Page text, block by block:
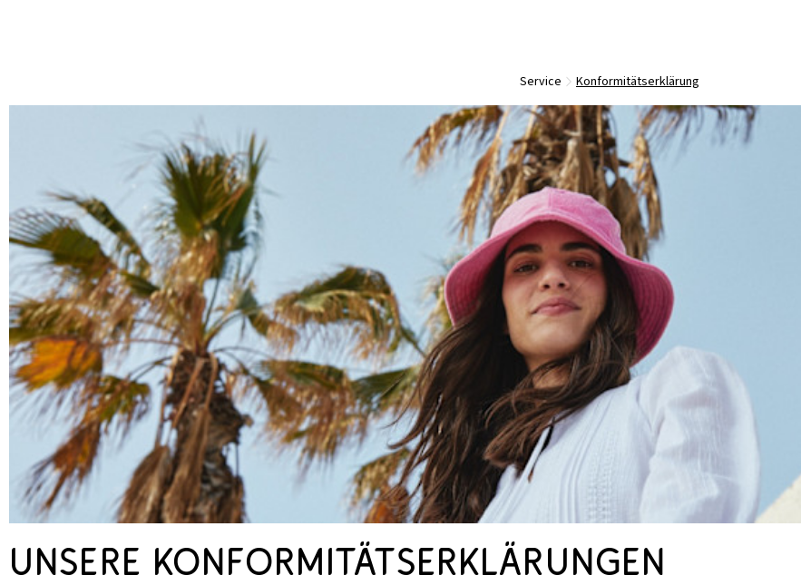
Service Konformitätserklärung
Unsere Konformitätserklärungen